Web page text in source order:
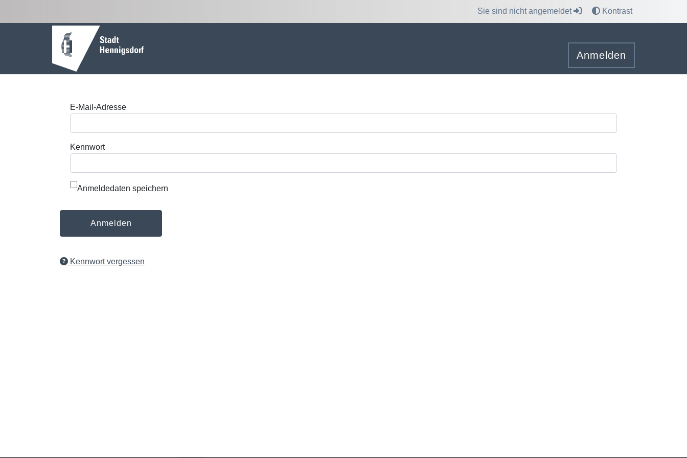
Sie sind nicht angemeldet Kontrast
Anmelden
Anmeldung
E-Mail-Adresse
Kennwort
Anmeldedaten speichern
Anmelden
Kennwort vergessen